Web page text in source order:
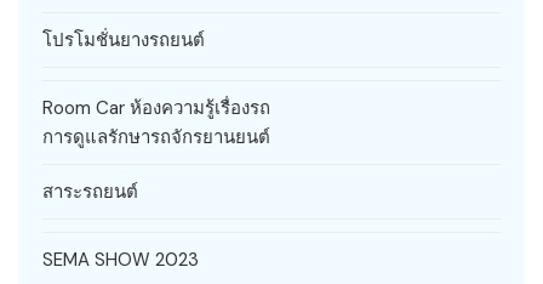
โปรโมชั่นยางรถยนต์
Room Car ห้องความรู้เรื่องรถ
การดูแลรักษารถจักรยานยนต์
สาระรถยนต์
SEMA SHOW 2023